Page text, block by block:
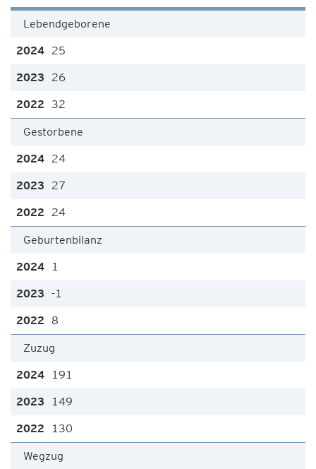
Lebendgeborene
25
26
32
Gestorbene
24
27
24
Geburtenbilanz
1
-1
8
Zuzug
191
149
130
Wegzug